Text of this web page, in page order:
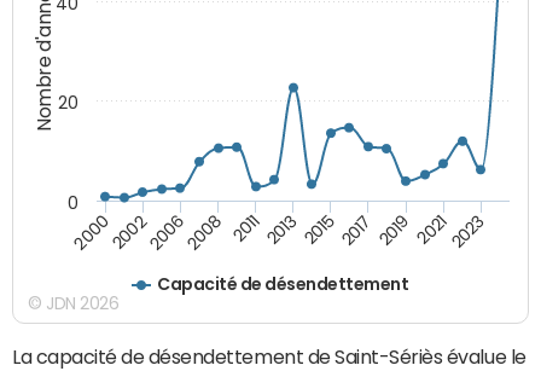
Nombre d'années
Capacité de désendettement
2000200220062008 2011 2013 2015 2017 2019 20212023
0
20
© JDN 2026
La capacité de désendettement de Saint-Sériès évalue le